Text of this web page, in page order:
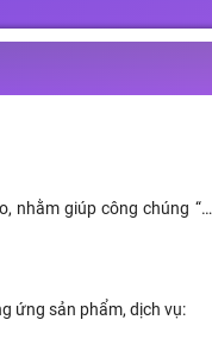
nhằm giúp công chúng “…
ứng sản phẩm, dịch vụ: